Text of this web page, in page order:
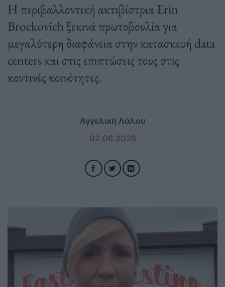
Η περιβαλλοντική ακτιβίστρια Erin
Brockovich ξεκινά πρωτοβουλία για
μεγαλύτερη διαφάνεια στην κατασκευή data
centers και στις επιπτώσεις τους στις
κοντινές κοινότητες.
Αγγελική Λάλου
02.06.2026